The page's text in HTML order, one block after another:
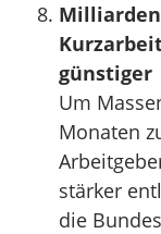
günstiger
Um
Monaten
stärker
die